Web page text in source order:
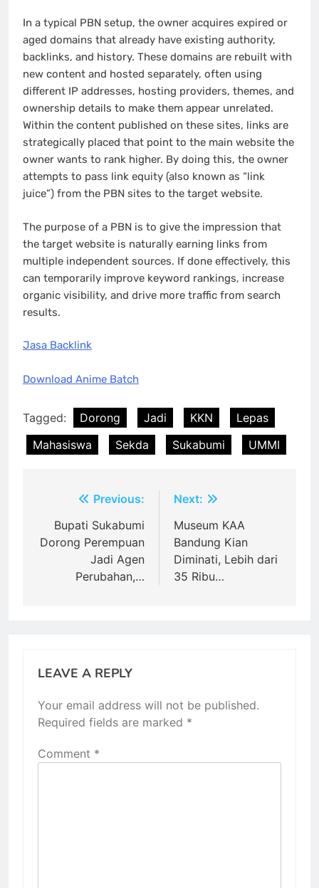
In a typical PBN setup, the owner acquires expired or
aged domains that already have existing authority,
backlinks, and history. These domains are rebuilt with
new content and hosted separately, often using
different IP addresses, hosting providers, themes, and
ownership details to make them appear unrelated.
Within the content published on these sites, links are
strategically placed that point to the main website the
owner wants to rank higher. By doing this, the owner
attempts to pass link equity (also known as “link
juice”) from the PBN sites to the target website.
The purpose of a PBN is to give the impression that
the target website is naturally earning links from
multiple independent sources. If done effectively, this
can temporarily improve keyword rankings, increase
organic visibility, and drive more traffic from search
results.
Jasa Backlink
Download Anime Batch
Tagged: Dorong Jadi KKN
Lepas
Mahasiswa
Sekda Sukabumi UMMI
navigation
Previous:
Bupati Sukabumi
Dorong Perempuan
Jadi Agen
Perubahan,…
Next:
Museum KAA
Bandung Kian
Diminati, Lebih dari
35 Ribu…
LEAVE A REPLY
Your email address will not be published.
Required fields are marked *
Comment *